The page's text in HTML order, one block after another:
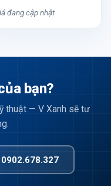
đang cập nhật
bạn?
thuật — V Xanh sẽ tư
0902.678.327